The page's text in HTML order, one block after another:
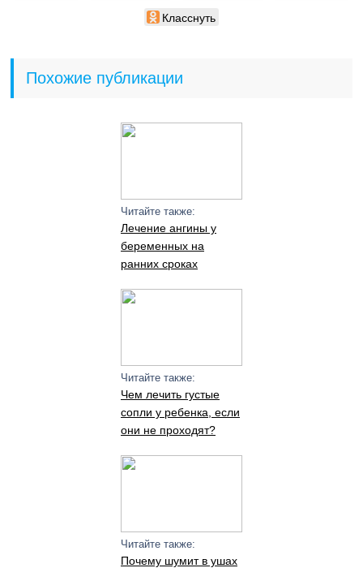
Класснуть
Похожие публикации
Читайте также:
Лечение ангины у
беременных на
ранних сроках
Читайте также:
Чем лечить густые
сопли у ребенка, если
они не проходят?
Читайте также:
Почему шумит в ушах